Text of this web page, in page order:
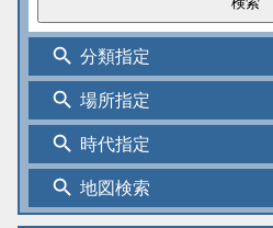
search 分類指定
search 場所指定
search 時代指定
search 地図検索